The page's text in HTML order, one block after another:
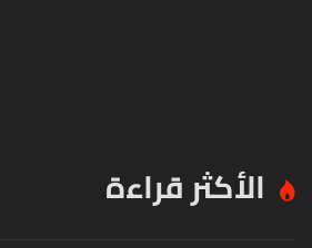
الأكثر قراءة